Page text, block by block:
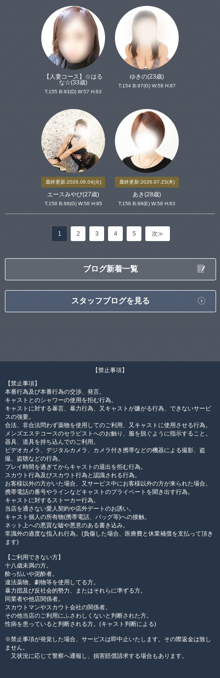
【人妻コース】☆はる
な☆(33歳)
T:155 B:83(D) W:57 H:83
ゆきの(23歳)
T:154 B:97(G) W:58 H:87
最終更新:2026.08.04(火)
エースみやび(27歳)
T:158 B:88(G) W:58 H:85
最終更新:2026.07.23(木)
あき(28歳)
T:156 B:88(E) W:58 H:83
1 2 3 4 5 次≫
ブログ新着一覧
スタッフブログを見る
【禁止事項】
【禁止事項】
本番行為及び本番行為の交渉、発言。
キャストとのシャワーの使用を拒む行為。
キャストに対する暴言、暴力行為、又キャストが嫌がる行為、できないサービ
スの強要。
合法、非合法問わず薬物を使用してのご利用、又キャストに使用させる行為。
メンズエステコースのセラピストへのお触り、服を脱ぐように指示すること。
器具、道具を持ち込んでのご利用。
ビデオカメラ、デジタルカメラ、カメラ付き携帯などの機器による撮影、盗
撮、盗聴などの行為。
プレイ時間を過ぎてからキャストの退出を拒む行為。
スカウト行為及びスカウト行為と認識される行為。
お客様以外の方がいた場合、又サービス中にお客様以外の方が来られた場合。
携帯電話の番号やラインなどキャストのプライベートを聞き出す行為。
キャストに対するストーカー行為。
当店を通さない愛人契約や店外デートのお誘い。
キャスト個人の所有物(携帯電話、バッグ等)への接触。
ネット上への悪質な嘘や悪意のある書き込み。
常識外の過度な指入れ行為。(負傷した場合、医療費と休業補償を支払って頂き
ます)
【ご利用できない方】
十八歳未満の方。
酔っ払いや泥酔者。
違法薬物、劇物等を使用してる方。
暴力団及び反社会的勢力、またはそれらに準ずる方。
同業者や他店関係者。
スカウトマンやスカウト会社の関係者。
その他当店のご利用にふさわしくないと判断された方。
性病を患っていると判断される方。(キャスト判断による)
※禁止事項が発覚した場合、サービスは即中止いたします。その際返金は致し
ません。
又状況に応じて警察へ通報し、損害賠償請求する場合もあります。